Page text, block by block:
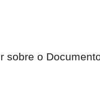
sobre o